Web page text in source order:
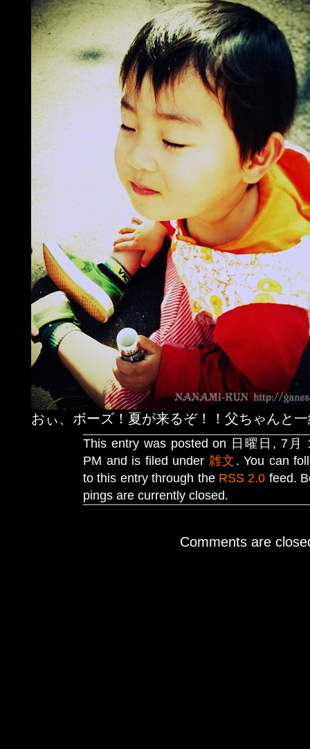
おぃ、ボーズ！夏が来るぞ！！父ちゃんと
This entry was posted on 日曜日, 7月
PM and is filed under 雑文 . You can
to this entry through the RSS 2.0 feed.
pings are currently closed.
Comments are